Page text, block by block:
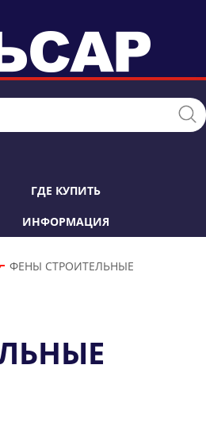
ГДЕ КУПИТЬ
ИНФОРМАЦИЯ
ФЕНЫ СТРОИТЕЛЬНЫЕ